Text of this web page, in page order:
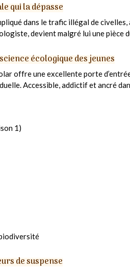
qui la dépasse
dans le trafic illégal de
devient malgré lui une pièce
écologique des jeunes
offre une excellente porte
Accessible, addictif et ancré
1)
de suspense